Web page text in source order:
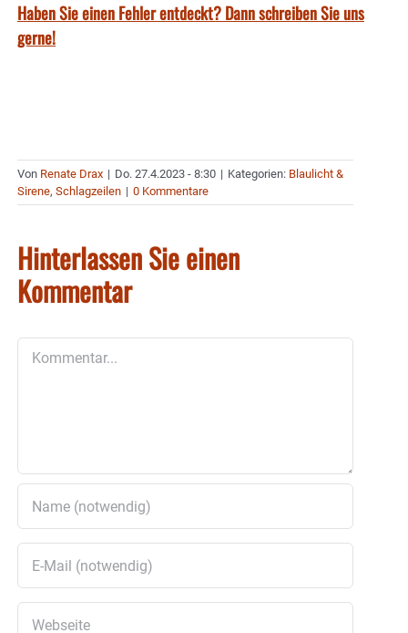
Haben Sie einen Fehler entdeckt? Dann schreiben Sie uns
gerne!
Von Renate Drax | Do. 27.4.2023 - 8:30 | Kategorien: Blaulicht &
Sirene, Schlagzeilen | 0 Kommentare
Hinterlassen Sie einen
Kommentar